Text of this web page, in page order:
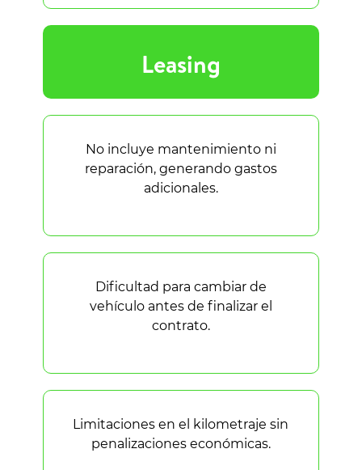
Leasing
No incluye mantenimiento ni
reparación, generando gastos
adicionales.
Dificultad para cambiar de
vehículo antes de finalizar el
contrato.
Limitaciones en el kilometraje sin
penalizaciones económicas.